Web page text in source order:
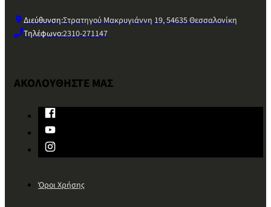
Διεύθυνση:Στρατηγού Μακρυγιάννη 19, 54635 Θεσσαλονίκη
Τηλέφωνο:2310-271147
ΑΚΟΛΟΥΘΗΣΤΕ ΜΑΣ
Όροι Χρήσης